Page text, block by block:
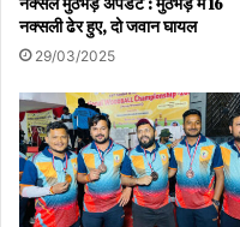
नक्सली ढेर हुए, दो जवान घायल
29/03/2025